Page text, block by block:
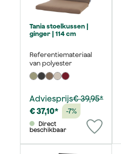
Tania stoelkussen |
ginger | 114 cm
Referentiemateriaal
van polyester
Adviesprijs€ 39,95*
€ 37,10*
-7%
beschikbaar